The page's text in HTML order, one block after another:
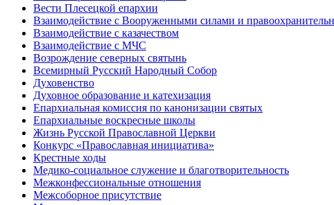
Вести Плесецкой епархии
Взаимодействие с Вооруженными силами и
Взаимодействие с казачеством
Взаимодействие с МЧС
Возрождение северных святынь
Всемирный Русский Народный Собор
Духовенство
Духовное образование и катехизация
Епархиальная комиссия по канонизации святых
Епархиальные воскресные школы
Жизнь Русской Православной Церкви
Конкурс «Православная инициатива»
Крестные ходы
Медико-социальное служение и благотворительность
Межконфессиональные отношения
Межсоборное присутствие